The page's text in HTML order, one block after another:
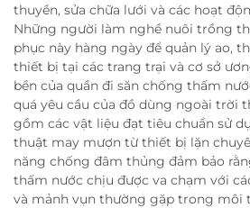
thuyền, sửa chữa lưới và các hoạt
Những người làm nghề nuôi trồng
phục này hàng ngày để quản lý ao,
thiết bị tại các trang trại và cơ sở
bền của quần đi săn chống thấm
quá yêu cầu của đồ dùng ngoài trời
gồm các vật liệu đạt tiêu chuẩn sử
thuật may mượn từ thiết bị lặn
năng chống đâm thủng đảm bảo
thấm nước chịu được va chạm với
và mảnh vụn thường gặp trong môi